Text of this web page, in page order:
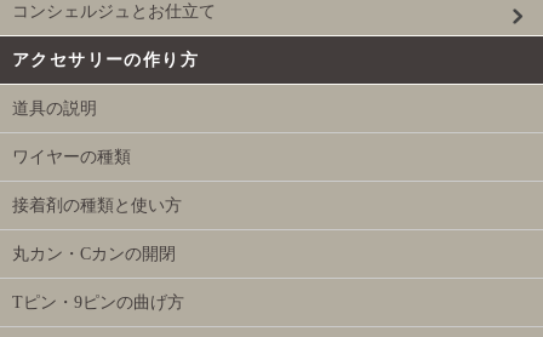
コンシェルジュとお仕立て
アクセサリーの作り方
道具の説明
ワイヤーの種類
接着剤の種類と使い方
丸カン・Cカンの開閉
Tピン・9ピンの曲げ方